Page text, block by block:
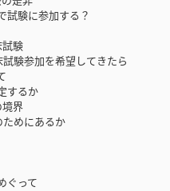
に参加する？
験
参加を希望してきたら
るか
界
にあるか
って